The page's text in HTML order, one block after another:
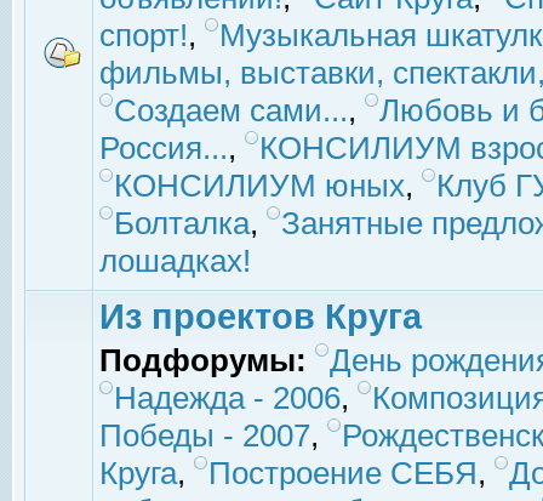
спорт!,
Музыкальная
фильмы, выставки,
Создаем сами...,
Любовь и
Россия...,
КОНСИЛИУМ
КОНСИЛИУМ юных,
Клуб
Болталка,
Занятные
лошадках!
Из проектов Круга
Подфорумы:
День
Надежда - 2006,
Победы - 2007,
Круга, Построение СЕБЯ,